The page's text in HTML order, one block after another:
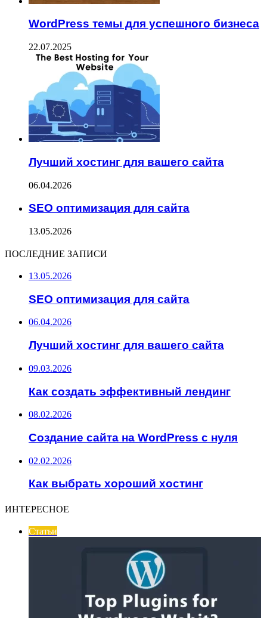
WordPress темы для успешного бизнеса
22.07.2025
Лучший хостинг для вашего сайта
06.04.2026
SEO оптимизация для сайта
13.05.2026
ПОСЛЕДНИЕ ЗАПИСИ
13.05.2026
SEO оптимизация для сайта
06.04.2026
Лучший хостинг для вашего сайта
09.03.2026
Как создать эффективный лендинг
08.02.2026
Создание сайта на WordPress с нуля
02.02.2026
Как выбрать хороший хостинг
ИНТЕРЕСНОЕ
Статьи